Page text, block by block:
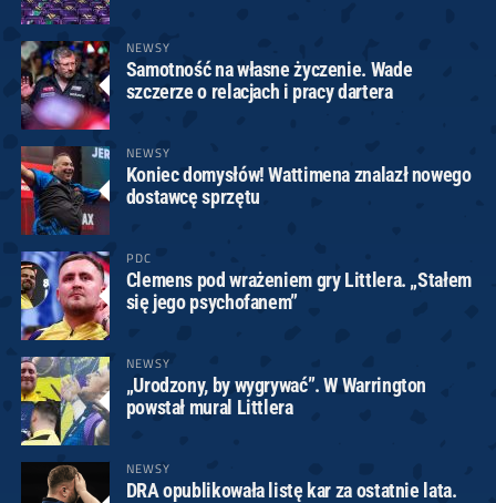
NEWSY
Samotność na własne życzenie. Wade
szczerze o relacjach i pracy dartera
NEWSY
Koniec domysłów! Wattimena znalazł nowego
dostawcę sprzętu
PDC
Clemens pod wrażeniem gry Littlera. „Stałem
się jego psychofanem”
NEWSY
„Urodzony, by wygrywać”. W Warrington
powstał mural Littlera
NEWSY
DRA opublikowała listę kar za ostatnie lata.